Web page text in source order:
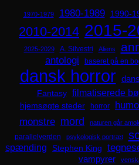
1970-1979 1980-1989 1990-
2010-2014 2015-
2025-2029 A. Silvestri Aliens
antologi baseret på en
dansk horror
Fantasy filmatiserede
hjemsøgte steder
horror
monstre mord naturen går amok
parallelverden psykologisk portræt
spænding Stephen King
vampyrer